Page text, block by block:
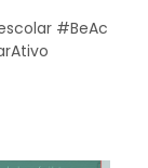
#BeAc